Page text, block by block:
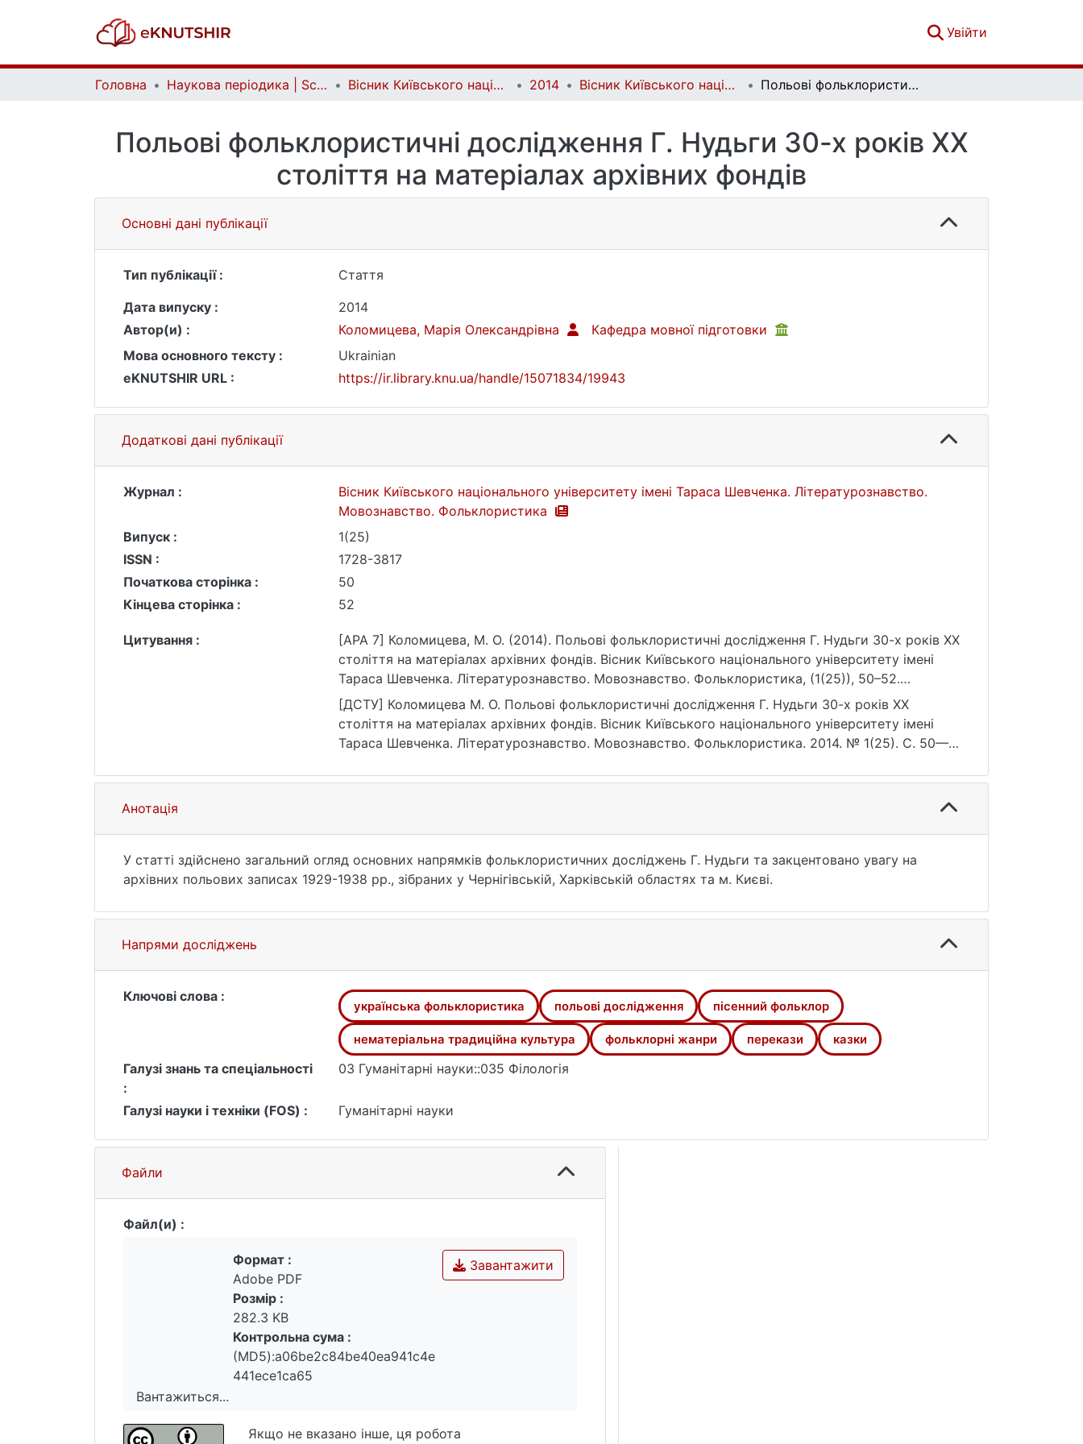
Увійти
Головна Наукова періодика | Scientific periodicals Вісник Київського національного університету імені Тараса Шевченка. Літературознавство. Мовознавство. Фольклористика | Bulletin of Taras Shevchenko National University of Kyiv. Literary Studies. Linguistics. Folklore Studies 2014 Вісник Київського національного університету імені Тараса Шевченка. Літературознавство. Мовознавство. Фольклористика. Вип. 1(25) Польові фольклористичні дослідження Г. Нудьги 30-х років ХХ століття на матеріалах архівних фондів
Польові фольклористичні дослідження Г. Нудьги 30-х років ХХ
століття на матеріалах архівних фондів
Основні дані публікації
Тип публікації :
Стаття
Дата випуску :
2014
Автор(и) :
Коломицева, Марія Олександрівна
Кафедра мовної підготовки
Мова основного тексту :
Ukrainian
eKNUTSHIR URL :
https://ir.library.knu.ua/handle/15071834/19943
Додаткові дані публікації
Журнал :
Вісник Київського національного університету імені Тараса Шевченка. Літературознавство.
Мовознавство. Фольклористика
Випуск :
1(25)
ISSN :
1728-3817
Початкова сторінка :
50
Кінцева сторінка :
52
Цитування :
[APA 7] Коломицева, М. О. (2014). Польові фольклористичні дослідження Г. Нудьги 30-х років ХХ
століття на матеріалах архівних фондів. Вісник Київського національного університету імені
Тараса Шевченка. Літературознавство. Мовознавство. Фольклористика, (1(25)), 50–52.
https://ir.library.knu.ua/handle/15071834/19943
[ДСТУ] Коломицева М. О. Польові фольклористичні дослідження Г. Нудьги 30-х років ХХ
століття на матеріалах архівних фондів. Вісник Київського національного університету імені
Тараса Шевченка. Літературознавство. Мовознавство. Фольклористика. 2014. № 1(25). С. 50—
Анотація
У статті здійснено загальний огляд основних напрямків фольклористичних досліджень Г. Нудьги та закцентовано увагу на
архівних польових записах 1929-1938 рр., зібраних у Чернігівській, Харківській областях та м. Києві.
Напрями досліджень
Ключові слова :
українська фольклористика польові дослідження пісенний фольклор
нематеріальна традиційна культура фольклорні жанри перекази казки
Галузі знань та спеціальності
:
03 Гуманітарні науки::035 Філологія
Галузі науки і техніки (FOS) : Гуманітарні науки
Файли
Файл(и) :
Вантажиться...
Вантажиться...
Завантажити
Формат :
Adobe PDF
Розмір :
282.3 KB
Контрольна сума :
(MD5):a06be2c84be40ea941c4e
441ece1ca65
Якщо не вказано інше, ця робота